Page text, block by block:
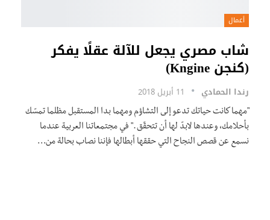
أعمال
شاب مصري يجعل للآلة عقلًا يفكر
(كنجن Kngine)
رندا الحمادي 11 أبريل 2018
"مهما كانت حياتك تدعو إلى التشاؤم ومهما بدا المستقبل مظلما تمسّك
بأحلامك، وعندها لابدّ لها أن تتحقّق ." في مجتمعاتنا العربية عندما
نسمع عن قصص النجاح التي حققها أبطالها فإننا نصاب بحالة من…